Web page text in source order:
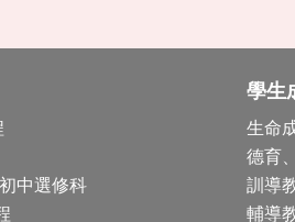
中選修科
學生
生命
德育
訓導
輔導